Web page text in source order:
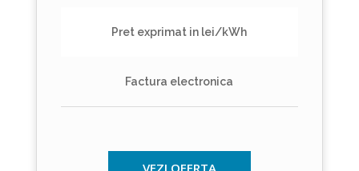
Pret exprimat in lei/kWh
Factura electronica
VEZI OFERTA